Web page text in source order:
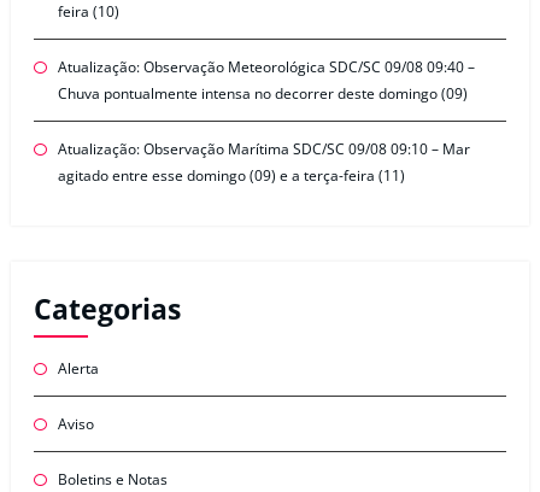
feira (10)
Atualização: Observação Meteorológica SDC/SC 09/08 09:40 –
Chuva pontualmente intensa no decorrer deste domingo (09)
Atualização: Observação Marítima SDC/SC 09/08 09:10 – Mar
agitado entre esse domingo (09) e a terça-feira (11)
Categorias
Alerta
Aviso
Boletins e Notas